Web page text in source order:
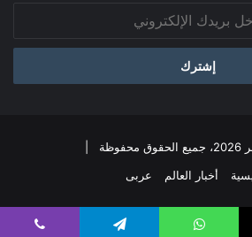
|
أخبار العالم عربى